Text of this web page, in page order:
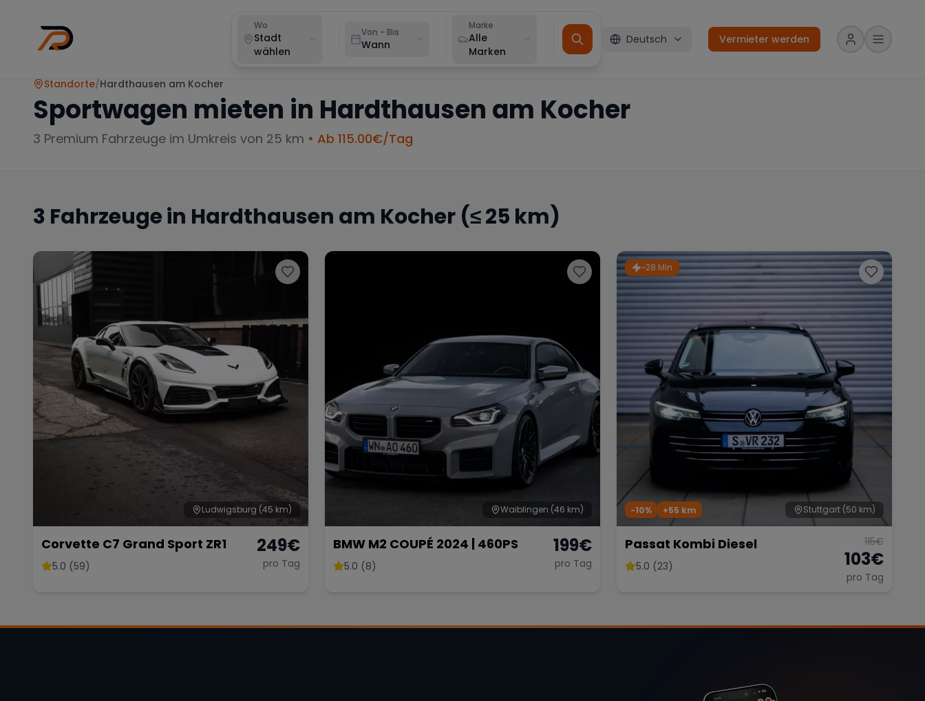
Wo
Stadt
wählen
Von - Bis
Wann
Marke
Alle
Marken
Deutsch Vermieter werden
Standorte/Hardthausen am Kocher
Sportwagen mieten in Hardthausen am Kocher
3 Premium Fahrzeuge im Umkreis von 25 km • Ab 115.00€/Tag
3 Fahrzeuge in Hardthausen am Kocher (≤ 25 km)
Ludwigsburg (45 km)
Corvette C7 Grand Sport ZR1
5.0 (59)
249€
pro Tag
Waiblingen (46 km)
BMW M2 COUPÉ 2024 | 460PS
5.0 (8)
199€
pro Tag
~28 Min
Stuttgart (50 km)
-10% +55 km
Passat Kombi Diesel
5.0 (23)
115€
103€
pro Tag